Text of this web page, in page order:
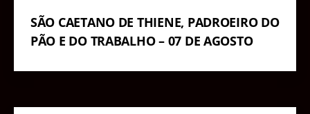
SÃO CAETANO DE THIENE, PADROEIRO DO
PÃO E DO TRABALHO – 07 DE AGOSTO